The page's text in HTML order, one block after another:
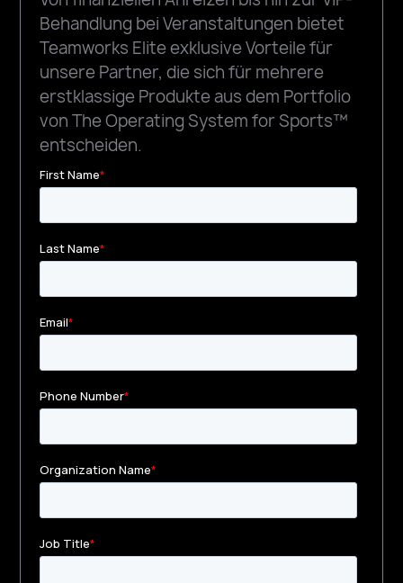
Behandlung bei Veranstaltungen bietet
Teamworks Elite exklusive Vorteile für
unsere Partner, die sich für mehrere
erstklassige Produkte aus dem Portfolio
von The Operating System for Sports™
entscheiden.